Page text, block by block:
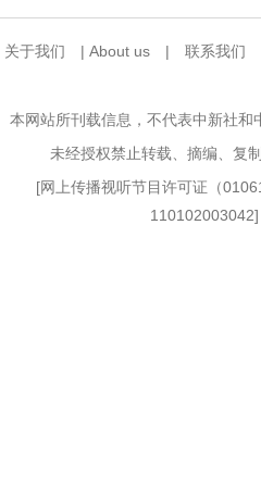
关于我们 | About us | 联系我们
本网站所刊载信息，不代表中新社
未经授权禁止转载、摘编、复
[网上传播视听节目许可证（